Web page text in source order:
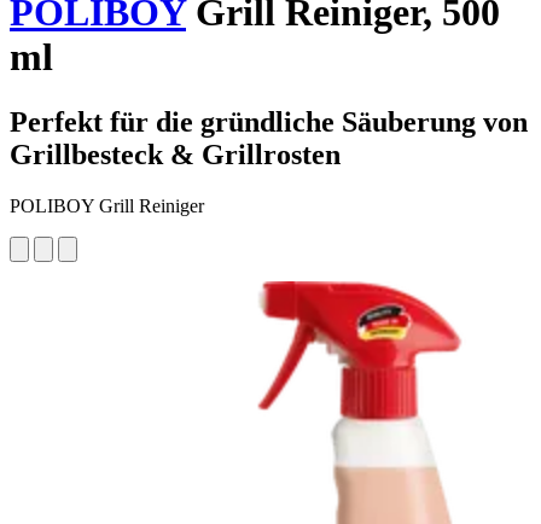
POLIBOYGrill Reiniger, 500
ml
Perfekt für die gründliche Säuberung von
Grillbesteck & Grillrosten
POLIBOY Grill Reiniger